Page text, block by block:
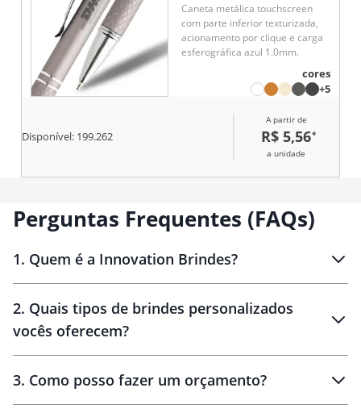
Caneta metálica touchscreen
com parte inferior texturizada,
acionamento por clique e carga
esferográfica azul 1.0mm.
cores
+5
Disponível: 199.262
A partir de
R$ 5,56*
a unidade
Perguntas Frequentes (FAQs)
1. Quem é a Innovation Brindes?
Brindes personalizados
2. Quais tipos de brindes personalizados
vocês oferecem?
3. Como posso fazer um orçamento?